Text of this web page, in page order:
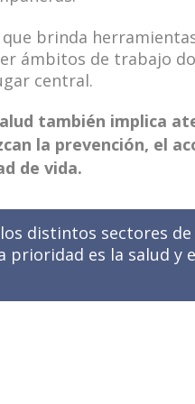
brinda
ámbitos de trabajo
central.
también implica
la prevención, el
de vida.
distintos sectores
es la salud y